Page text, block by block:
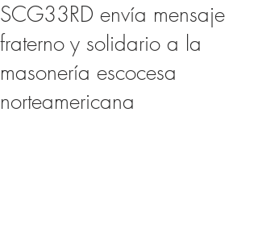
SCG33RD envía mensaje
fraterno y solidario a la
masonería escocesa
norteamericana